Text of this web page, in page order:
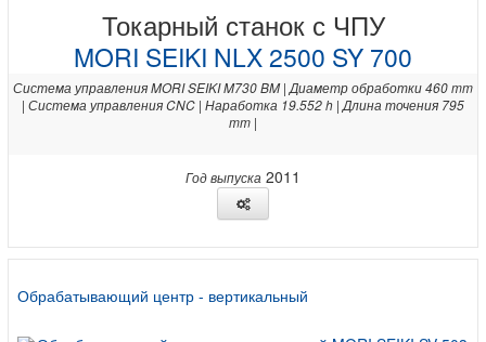
Токарный станок с ЧПУ
MORI SEIKI NLX 2500 SY 700
Система управления MORI SEIKI M730 BM | Диаметр обработки 460 mm
| Система управления CNC | Наработка 19.552 h | Длина точения 795
mm |
Год выпуска 2011
Обрабатывающий центр - вертикальный